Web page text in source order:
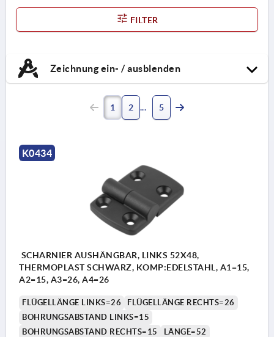
FILTER
Zeichnung ein- / ausblenden
1 2 5
K0434
SCHARNIER AUSHÄNGBAR, LINKS 52X48,
THERMOPLAST SCHWARZ, KOMP:EDELSTAHL, A1=15,
A2=15, A3=26, A4=26
FLÜGELLÄNGE LINKS=26
FLÜGELLÄNGE RECHTS=26
BOHRUNGSABSTAND LINKS=15
BOHRUNGSABSTAND RECHTS=15
LÄNGE=52